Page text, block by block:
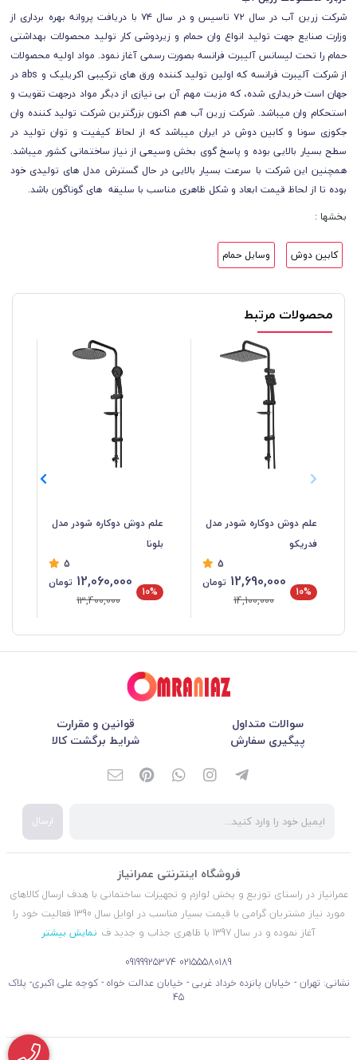
شرکت زرین آب در سال ۷۲ تاسیس و در سال ۷۴ با دریافت پروانه بهره برداری از
وزارت صنایع جهت تولید انواع وان حمام و زیردوشی کار تولید محصولات بهداشتی
حمام را تحت لیسانس آلیبرت فرانسه بصورت رسمی آغاز نمود. مواد اولیه محصولات
از شرکت آلیبرت فرانسه که اولین تولید کننده ورق های ترکیبی اکریلیک و abs در
جهان است خریداری شده، که مزیت مهم آن بی نیازی از دیگر مواد درجهت تقویت و
استحکام وان میباشد. شرکت زرین آب هم اکنون بزرگترین شرکت تولید کننده وان
جکوزی سونا و کابین دوش در ایران میباشد که از لحاظ کیفیت و توان تولید در
سطح بسیار بالایی بوده و پاسخ گوی بخش وسیعی از نیاز ساختمانی کشور میباشد.
همچنین این شرکت با سرعت بسیار بالایی در حال گسترش مدل های تولیدی خود
بوده تا از لحاظ قیمت ابعاد و شکل ظاهری مناسب با سلیقه های گوناگون باشد.
بخشها :
کابین دوش وسایل حمام
محصولات مرتبط
علم دوش دوکاره شودر مدل
فدریکو
5
10%
12,690,000 تومان
14,100,000
علم دوش دوکاره شودر مدل
بلونا
5
10%
12,060,000 تومان
13,400,000
سوالات متداول
قوانین و مقرارت
پیگیری سفارش
شرایط برگشت کالا
ارسال
فروشگاه اینترنتی عمرانیاز
عمرانیاز در راستای توزیع و پخش لوازم و تجهیزات ساختمانی با هدف ارسال کالاهای
مورد نیاز مشتریان گرامی با قیمت بسیار مناسب در اوایل سال 1390 فعالیت خود را
آغاز نموده و در سال 1397 با ظاهری جذاب و جدید ف
نمایش بیشتر
02155580189
09199925374
نشانی: تهران - خیابان پانزده خرداد غربی - خیابان عدالت خواه - کوچه علی اکبری- پلاک
45